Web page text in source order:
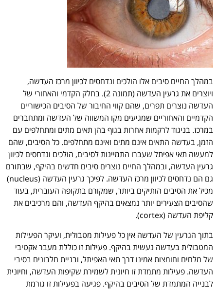
במהלך החיים סיבים אלו הולכים ונדחסים לכיוון מרכז העדשה,
ויוצרים את גרעין העדשה (תמונה 2). בחלק הקדמי והאחורי של
העדשה נוצרים תפרים, שהם קווי החיבור של הסיבים הכישוריים
הקדמיים והאחוריים שמגיעים מקו המשווה של העדשה ומתחברים
במרכז. בניגוד לרקמות אחרות בגוף בהן תאים מתים ומתחלפים עם
הזמן, בעדשה התאים אינם מתים ואינם מתחלפים. כל הסיבים, שהם
למעשה תאי אפיתל שעברו התמיינות לסיבים, הולכים ונדחסים לכיוון
גרעין העדשה, ובמהלך החיים נוצרים סיבים חדשים בהיקף, שבתורם
גם הם נדחסים לכיוון מרכז העדשה. לפיכך גרעין העדשה (nucleus)
מכיל את הסיבים הותיקים ביותר, שמקורם בתקופה העוברית, בעוד
שהסיבים הצעירים יותר נמצאים בהיקף העדשה, והם מרכיבים את
קליפת העדשה (cortex).
בתוך הגרעין של העדשה אין כל פעילות מטבולית, ועיקר הפעילות
המטבולית בעדשה נעשית בהיקף. פעילות זו כוללת מעבר אקטיבי
של מלחים וחומצות אמינו דרך תאי האפיתל, ובניית חלבונים בסיבי
העדשה. פעילות מתמדת זו חיונית לשמירת שקיפות העדשה, וחיונית
לבנייה המתמדת של הסיבים בהיקף. פגיעה בפעילות זו גורמת